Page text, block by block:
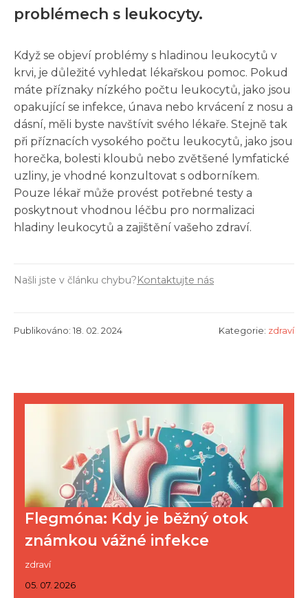
problémech s leukocyty.
Když se objeví problémy s hladinou leukocytů v
krvi, je důležité vyhledat lékařskou pomoc. Pokud
máte příznaky nízkého počtu leukocytů, jako jsou
opakující se infekce, únava nebo krvácení z nosu a
dásní, měli byste navštívit svého lékaře. Stejně tak
při příznacích vysokého počtu leukocytů, jako jsou
horečka, bolesti kloubů nebo zvětšené lymfatické
uzliny, je vhodné konzultovat s odborníkem.
Pouze lékař může provést potřebné testy a
poskytnout vhodnou léčbu pro normalizaci
hladiny leukocytů a zajištění vašeho zdraví.
Našli jste v článku chybu?Kontaktujte nás
Publikováno: 18. 02. 2024 Kategorie: zdraví
Flegmóna: Kdy je běžný otok
známkou vážné infekce
zdraví
05. 07. 2026